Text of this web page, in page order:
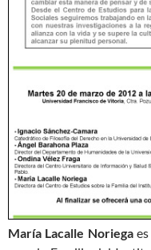
María Lacalle Noriegaes